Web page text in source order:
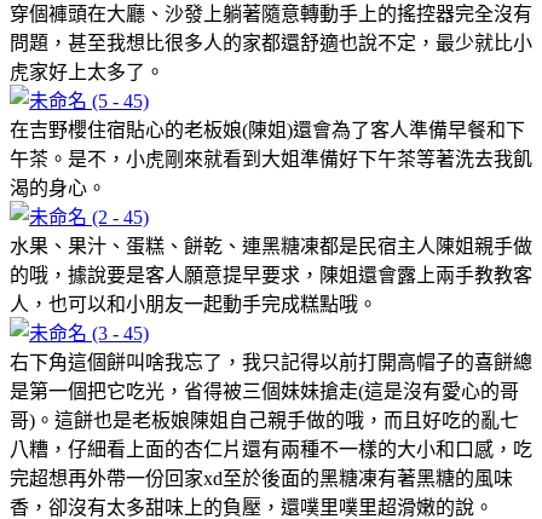
穿個褲頭在大廳、沙發上躺著隨意轉動手上的搖控器完全沒有
問題，甚至我想比很多人的家都還舒適也說不定，最少就比小
虎家好上太多了。
在吉野櫻住宿貼心的老板娘(陳姐)還會為了客人準備早餐和下
午茶。是不，小虎剛來就看到大姐準備好下午茶等著洗去我飢
渴的身心。
水果、果汁、蛋糕、餅乾、連黑糖凍都是民宿主人陳姐親手做
的哦，據說要是客人願意提早要求，陳姐還會露上兩手教教客
人，也可以和小朋友一起動手完成糕點哦。
右下角這個餅叫啥我忘了，我只記得以前打開高帽子的喜餅總
是第一個把它吃光，省得被三個妹妹搶走(這是沒有愛心的哥
哥)。這餅也是老板娘陳姐自己親手做的哦，而且好吃的亂七
八糟，仔細看上面的杏仁片還有兩種不一樣的大小和口感，吃
完超想再外帶一份回家xd至於後面的黑糖凍有著黑糖的風味
香，卻沒有太多甜味上的負壓，還噗里噗里超滑嫩的說。